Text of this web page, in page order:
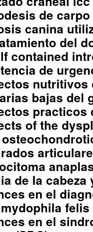
de carpo
canina
del
contained
de
nutritivos
bajas del
practicos
of the
de la
en el
felis
en el